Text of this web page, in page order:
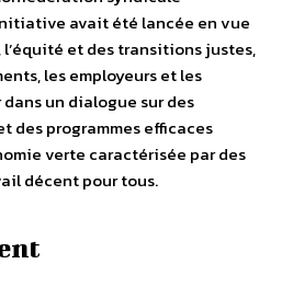
avait été lancée en vue
l’équité et des transitions justes,
les employeurs et les
un dialogue sur des
des programmes efficaces
verte caractérisée par des
décent pour tous.